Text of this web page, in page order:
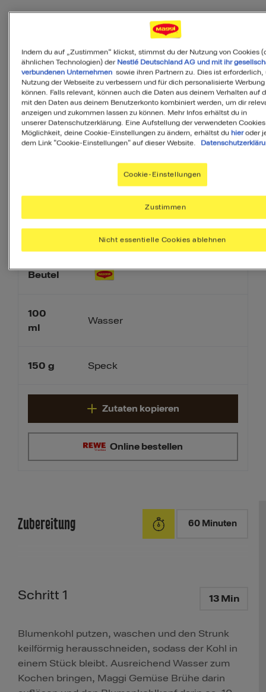
Zutaten
6Portionen
1
500 g
Beutel
100
ml
150 g
Blumenkohl
MAGGI Gemüse Brühe
Hackfleisch, gemischt
Wasser
Speck
Online bestellen
Zutaten kopieren
Zubereitung 60 Minuten
Schritt 1 13 Min
Blumenkohl putzen, waschen und den Strunk
keilförmig herausschneiden, sodass der Kohl in
einem Stück bleibt. Ausreichend Wasser zum
Kochen bringen, Maggi Gemüse Brühe darin
Indem du auf „Zustimmen“ klickst, stimmst du der Nutzung von Cookies
ähnlichen Technologien) der Nestlé Deutschland AG und mit ihr
verbundenen Unternehmensowie ihren Partnern zu. Dies ist erforderlich,
Nutzung der Webseite zu verbessern und für dich personalisierte
können. Falls relevant, können auch die Daten aus deinem Verhalten auf
mit den Daten aus deinem Benutzerkonto kombiniert werden, um dir
anzeigen und zukommen lassen zu können. Mehr Infos erhältst du in
unserer Datenschutzerklärung. Eine Aufstellung der verwendeten
Möglichkeit, deine Cookie-Einstellungen zu ändern, erhältst du hieroder
dem Link "Cookie-Einstellungen" auf dieser Website.
Cookie-Einstellungen
Nicht essentielle Cookies ablehnen
Zustimmen